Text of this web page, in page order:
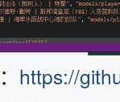
https://